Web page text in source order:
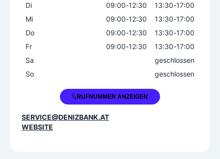
Di
09:00-12:30 13:30-17:00
Mi
09:00-12:30 13:30-17:00
Do
09:00-12:30 13:30-17:00
Fr
09:00-12:30 13:30-17:00
Sa
geschlossen
So
geschlossen
+43 50 5105 3861RUFNUMMER ANZEIGEN
SERVICE@DENIZBANK.AT
WEBSITE